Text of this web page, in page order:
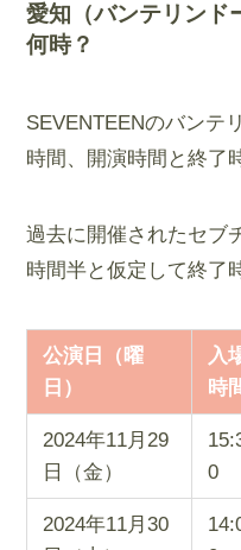
愛知（バンテリンド
何時？
SEVENTEENのバンテ
時間、開演時間と終了
過去に開催されたセブ
時間半と仮定して終了
公演日（曜
日）
入
時
2024年11月29
日（金）
0
2024年11月30